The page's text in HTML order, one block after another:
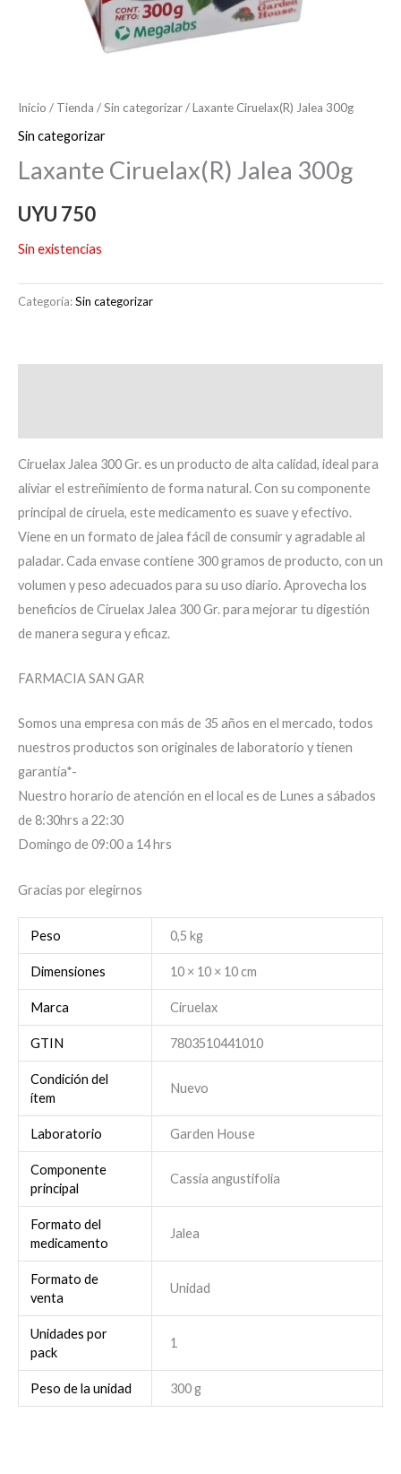
Inicio / Tienda /Sin categorizar/ Laxante Ciruelax(R) Jalea 300g
Sin categorizar
Laxante Ciruelax(R) Jalea 300g
UYU 750
Sin existencias
Categoría:Sin categorizar
Ciruelax Jalea 300 Gr. es un producto de alta calidad, ideal para
aliviar el estreñimiento de forma natural. Con su componente
principal de ciruela, este medicamento es suave y efectivo.
Viene en un formato de jalea fácil de consumir y agradable al
paladar. Cada envase contiene 300 gramos de producto, con un
volumen y peso adecuados para su uso diario. Aprovecha los
beneficios de Ciruelax Jalea 300 Gr. para mejorar tu digestión
de manera segura y eficaz.
FARMACIA SAN GAR
Somos una empresa con más de 35 años en el mercado, todos
nuestros productos son originales de laboratorio y tienen
garantía*-
Nuestro horario de atención en el local es de Lunes a sábados
de 8:30hrs a 22:30
Domingo de 09:00 a 14 hrs
Gracias por elegirnos
Peso 0,5 kg
Dimensiones 10 × 10 × 10 cm
Marca Ciruelax
GTIN 7803510441010
Condición del
ítem
Nuevo
Laboratorio Garden House
Componente
principal
Cassia angustifolia
Formato del
medicamento
Jalea
Formato de
venta
Unidad
Unidades por
pack
1
Peso de la unidad 300 g